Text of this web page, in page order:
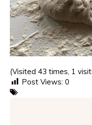
(Visited 43 times, 1
Post Views: 0